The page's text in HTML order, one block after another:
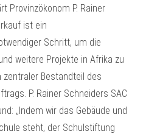
Provinzökonom P. Rainer
ist ein
Schritt, um die
weitere Projekte in Afrika zu
zentraler Bestandteil des
P. Rainer Schneiders SAC
„Indem wir das Gebäude und
steht, der Schulstiftung